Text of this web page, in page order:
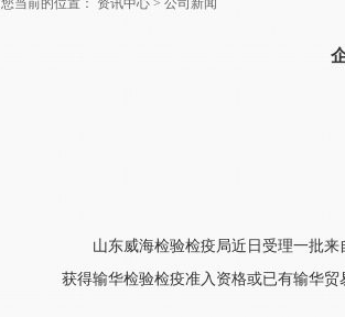
您当前的位置： 资讯中心 > 公司新闻
山东威海检验检疫局近日受理一批
获得输华检验检疫准入资格或已有输华